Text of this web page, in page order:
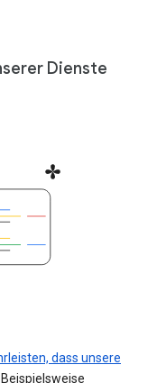
Dienste
dass unsere
. Beispielsweise